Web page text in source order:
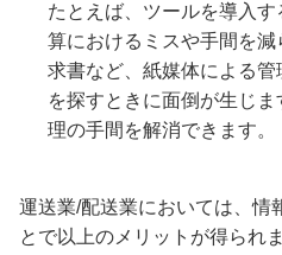
たとえば、ツールを導入
算におけるミスや手間を
求書など、紙媒体による
を探すときに面倒が生じ
理の手間を解消できます。
運送業/配送業においては、情
とで以上のメリットが得られ